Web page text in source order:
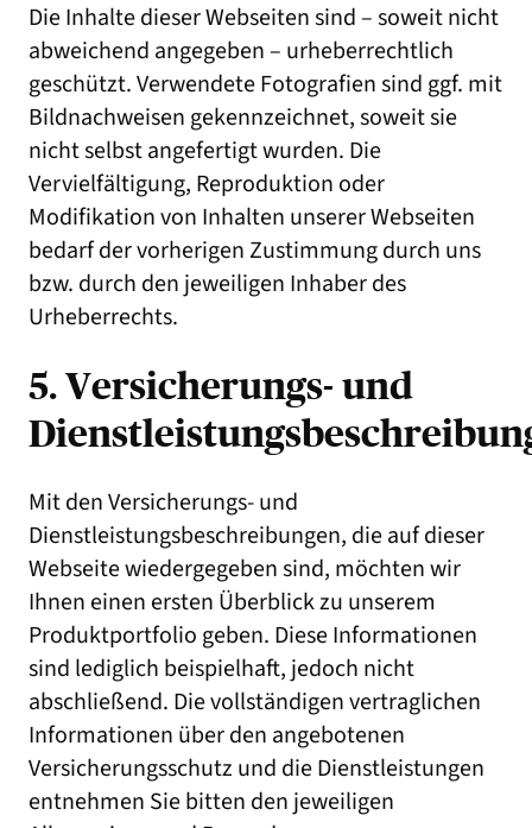
Die Inhalte dieser Webseiten sind – soweit nicht
abweichend angegeben – urheberrechtlich
geschützt. Verwendete Fotografien sind ggf. mit
Bildnachweisen gekennzeichnet, soweit sie
nicht selbst angefertigt wurden. Die
Vervielfältigung, Reproduktion oder
Modifikation von Inhalten unserer Webseiten
bedarf der vorherigen Zustimmung durch uns
bzw. durch den jeweiligen Inhaber des
Urheberrechts.
5. Versicherungs- und
Mit den Versicherungs- und
Dienstleistungsbeschreibungen, die auf dieser
Webseite wiedergegeben sind, möchten wir
Ihnen einen ersten Überblick zu unserem
Produktportfolio geben. Diese Informationen
sind lediglich beispielhaft, jedoch nicht
abschließend. Die vollständigen vertraglichen
Informationen über den angebotenen
Versicherungsschutz und die Dienstleistungen
entnehmen Sie bitten den jeweiligen